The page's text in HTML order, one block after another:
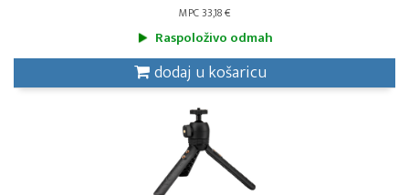
MPC 33,18 €
Raspoloživo odmah
dodaj u košaricu